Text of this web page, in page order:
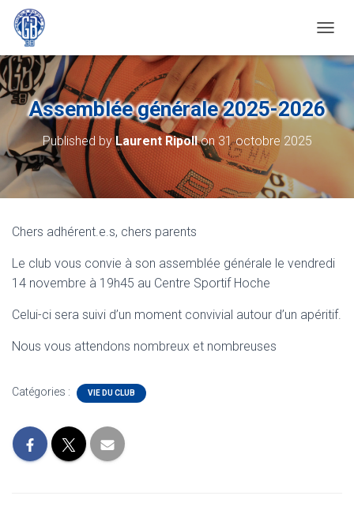
Assemblée générale 2025-2026
Published byLaurent Ripollon31 octobre 2025
Chers adhérent.e.s, chers parents
Le club vous convie à son assemblée générale le vendredi
14 novembre à 19h45 au Centre Sportif Hoche
Celui-ci sera suivi d’un moment convivial autour d’un apéritif.
Nous vous attendons nombreux et nombreuses
Catégories : VIE DU CLUB